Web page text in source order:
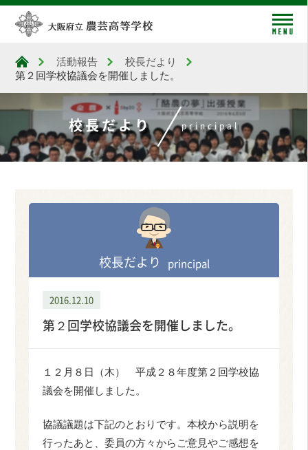
大阪府立農芸高等学校
活動報告
校長だより
第２回学校協議会を開催しました。
校長だより principal
校長だより principal
2016.12.10
第２回学校協議会を開催しました。
１２月８日（木） 平成２８年度第２回学校協
議会を開催しました。
協議議題は下記のとおりです。本校から説明を
行ったあと、委員の方々からご意見やご感想を